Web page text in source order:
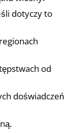
dotyczy to
od
doświadczeń